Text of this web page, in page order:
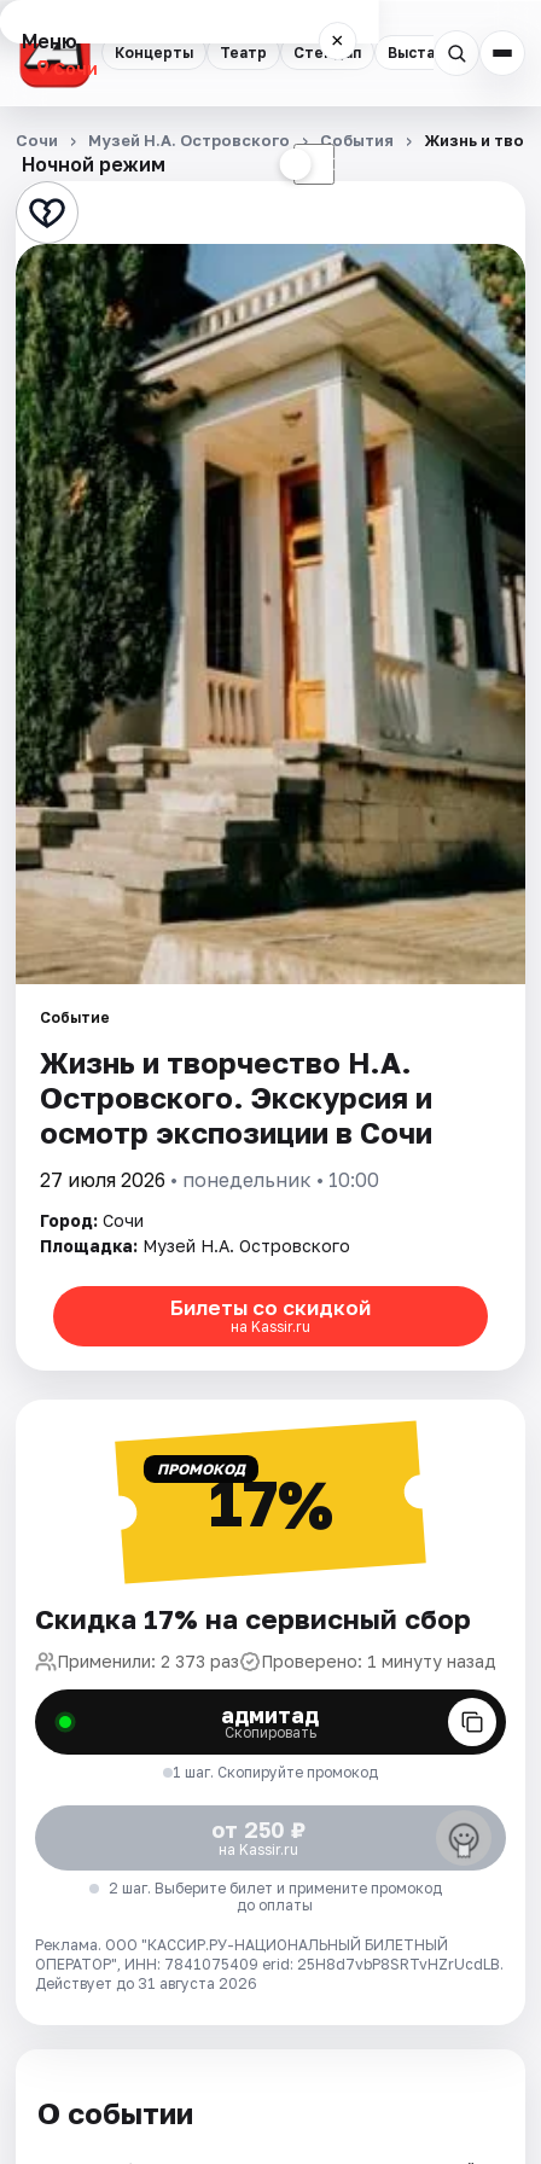
Концерты Театр Стендап Выставки
Меню ×
Сочи
Концерты
Театр
Стендап
Выставки
Квесты
Экскурсии
Спорт
События
Города
Площадки
Артисты
Рейтинги
Ночной режим ☾
Сочи Музей Н.А. Островского События Жизнь и
Событие
Жизнь и творчество Н.А.
Островского. Экскурсия и
осмотр экспозиции в Сочи
27 июля 2026 • понедельник • 10:00
Город: Сочи
Площадка: Музей Н.А. Островского
Билеты со скидкой
на Kassir.ru
ПРОМОКОД17%
Скидка 17% на сервисный сбор
Применили: 2 373 раз Проверено: 1 минуту назад
адмитад
Скопировать
1 шаг. Скопируйте промокод
от 250 ₽
на Kassir.ru
2 шаг. Выберите билет и примените промокод
до оплаты
Реклама. ООО "КАССИР.РУ-НАЦИОНАЛЬНЫЙ БИЛЕТНЫЙ
ОПЕРАТОР", ИНН: 7841075409 erid: 25H8d7vbP8SRTvHZrUcdLB.
Действует до 31 августа 2026
О событии